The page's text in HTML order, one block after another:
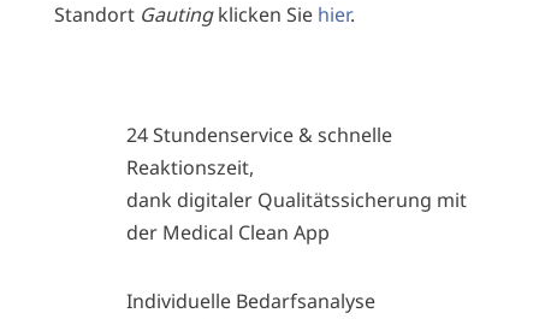
Standort Gautingklicken Sie hier.
24 Stundenservice & schnelle
Reaktionszeit,
dank digitaler Qualitätssicherung mit
der Medical Clean App
Individuelle Bedarfsanalyse